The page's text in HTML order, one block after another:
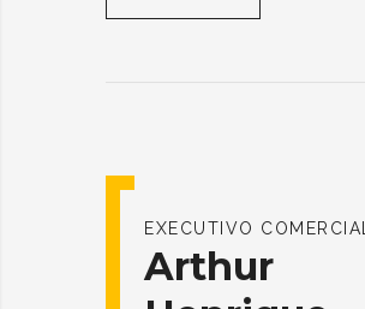
EXECUTIVO COMERCIAL
Arthur